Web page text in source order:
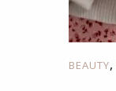
BEAUTY,